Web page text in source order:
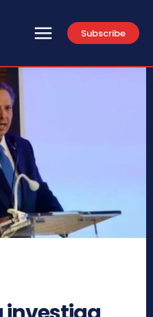
Subscribe